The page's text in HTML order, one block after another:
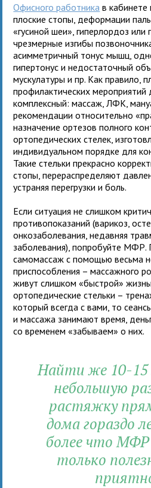
Офисного работника в кабинете
плоские стопы, деформации
«гусиной шеи», гиперлордоз или
чрезмерные изгибы
асимметричный тонус мышц,
гипертонус и недостаточный
мускулатуры и пр. Как правило,
профилактических мероприятий
комплексный: массаж, ЛФК,
рекомендации относительно
назначение ортезов полного
ортопедических стелек,
индивидуальном порядке для
Такие стельки прекрасно
стопы, перераспределяют
устраняя перегрузки и боль.
Если ситуация не слишком
противопоказаний (варикоз,
онкозаболевания, недавняя
заболевания), попробуйте МФР.
самомассаж с помощью весьма
приспособления – массажного
живут слишком «быстрой»
ортопедические стельки –
который всегда с вами, то
и массажа занимают время,
со временем «забываем» о них.
Найти же 10-
небольшую
растяжку
дома гораздо
более что
только